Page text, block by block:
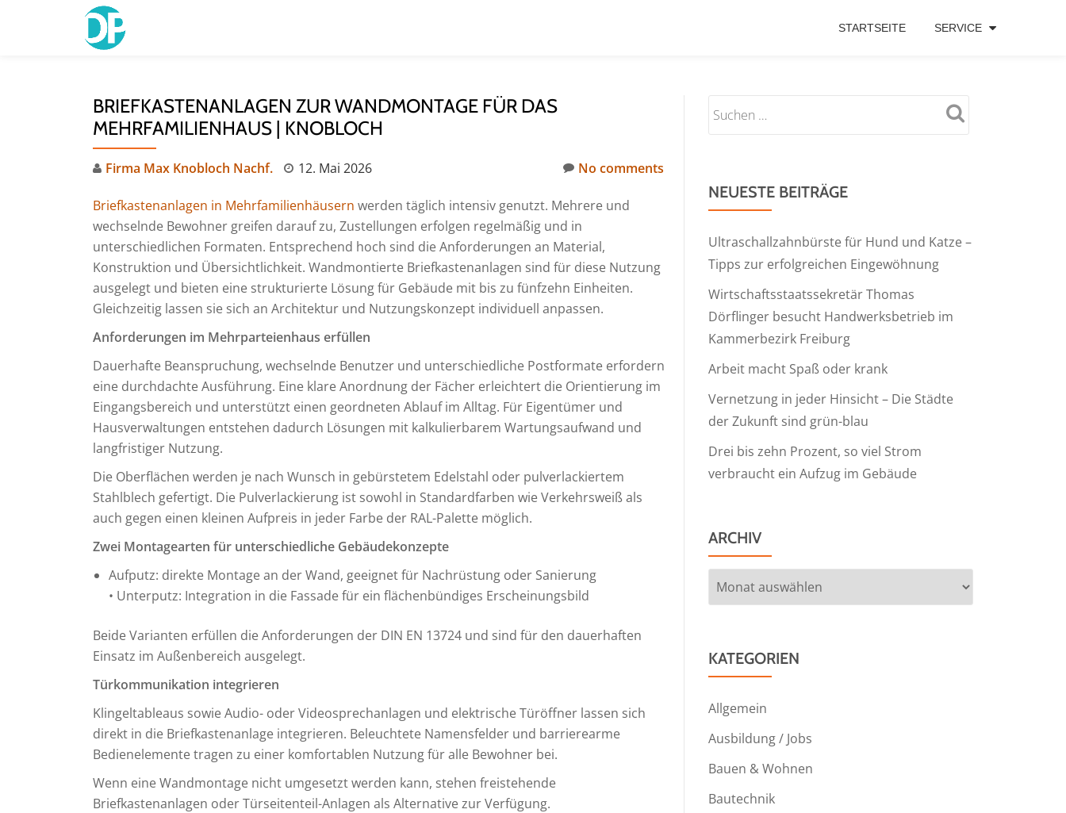
STARTSEITE SERVICE
BRIEFKASTENANLAGEN ZUR WANDMONTAGE FÜR DAS
MEHRFAMILIENHAUS | KNOBLOCH
Firma Max Knobloch Nachf. 12. Mai 2026 No comments
Briefkastenanlagen in Mehrfamilienhäusern werden täglich intensiv genutzt. Mehrere und
wechselnde Bewohner greifen darauf zu, Zustellungen erfolgen regelmäßig und in
unterschiedlichen Formaten. Entsprechend hoch sind die Anforderungen an Material,
Konstruktion und Übersichtlichkeit. Wandmontierte Briefkastenanlagen sind für diese Nutzung
ausgelegt und bieten eine strukturierte Lösung für Gebäude mit bis zu fünfzehn Einheiten.
Gleichzeitig lassen sie sich an Architektur und Nutzungskonzept individuell anpassen.
Anforderungen im Mehrparteienhaus erfüllen
Dauerhafte Beanspruchung, wechselnde Benutzer und unterschiedliche Postformate erfordern
eine durchdachte Ausführung. Eine klare Anordnung der Fächer erleichtert die Orientierung im
Eingangsbereich und unterstützt einen geordneten Ablauf im Alltag. Für Eigentümer und
Hausverwaltungen entstehen dadurch Lösungen mit kalkulierbarem Wartungsaufwand und
langfristiger Nutzung.
Die Oberflächen werden je nach Wunsch in gebürstetem Edelstahl oder pulverlackiertem
Stahlblech gefertigt. Die Pulverlackierung ist sowohl in Standardfarben wie Verkehrsweiß als
auch gegen einen kleinen Aufpreis in jeder Farbe der RAL-Palette möglich.
Zwei Montagearten für unterschiedliche Gebäudekonzepte
Aufputz: direkte Montage an der Wand, geeignet für Nachrüstung oder Sanierung
• Unterputz: Integration in die Fassade für ein flächenbündiges Erscheinungsbild
Beide Varianten erfüllen die Anforderungen der DIN EN 13724 und sind für den dauerhaften
Einsatz im Außenbereich ausgelegt.
Türkommunikation integrieren
Klingeltableaus sowie Audio- oder Videosprechanlagen und elektrische Türöffner lassen sich
direkt in die Briefkastenanlage integrieren. Beleuchtete Namensfelder und barrierearme
Bedienelemente tragen zu einer komfortablen Nutzung für alle Bewohner bei.
Wenn eine Wandmontage nicht umgesetzt werden kann, stehen freistehende
Briefkastenanlagen oder Türseitenteil-Anlagen als Alternative zur Verfügung.
NEUESTE BEITRÄGE
Ultraschallzahnbürste für Hund und Katze –
Tipps zur erfolgreichen Eingewöhnung
Wirtschaftsstaatssekretär Thomas
Dörflinger besucht Handwerksbetrieb im
Kammerbezirk Freiburg
Arbeit macht Spaß oder krank
Vernetzung in jeder Hinsicht – Die Städte
der Zukunft sind grün-blau
Drei bis zehn Prozent, so viel Strom
verbraucht ein Aufzug im Gebäude
ARCHIV
Archiv
KATEGORIEN
Allgemein
Ausbildung / Jobs
Bauen & Wohnen
Bautechnik